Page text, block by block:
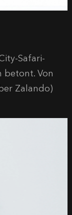
Safari-
betont. Von
Zalando)